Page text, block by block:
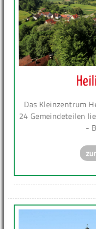
Das Kleinzentrum
24 Gemeindeteilen
-